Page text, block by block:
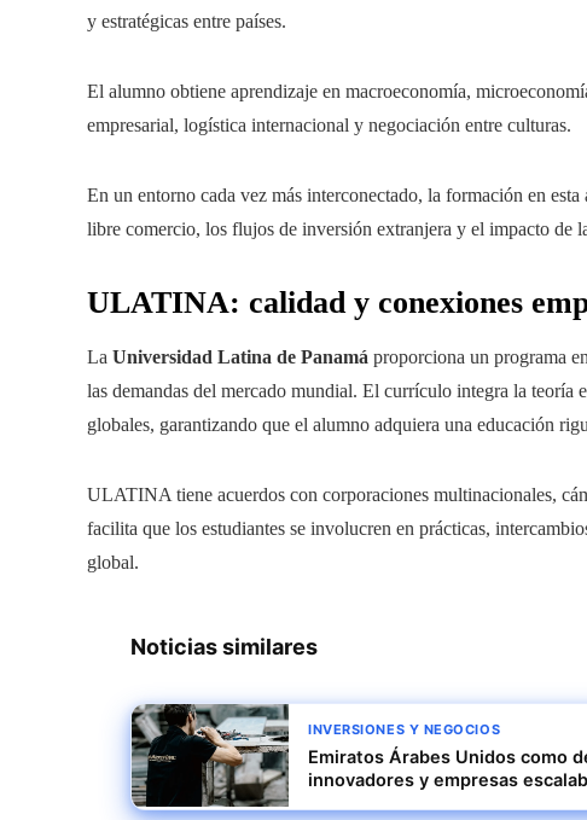
y estratégicas entre países.
El alumno obtiene aprendizaje en macroeconomía,
empresarial, logística internacional y negociación entre culturas.
En un entorno cada vez más interconectado, la formación en
libre comercio, los flujos de inversión extranjera y el impacto de
ULATINA: calidad y conexiones
La Universidad Latina de Panamá proporciona un programa
las demandas del mercado mundial. El currículo integra la
globales, garantizando que el alumno adquiera una educación
ULATINA tiene acuerdos con corporaciones multinacionales,
facilita que los estudiantes se involucren en prácticas,
global.
Noticias similares
INVERSIONES Y NEGOCIOS
Emiratos Árabes Unidos como
innovadores y empresas